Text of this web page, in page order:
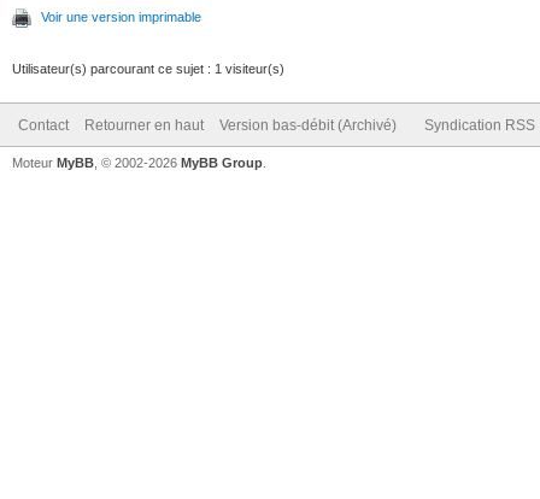
Voir une version imprimable
Utilisateur(s) parcourant ce sujet : 1 visiteur(s)
Contact Retourner en haut Version bas-débit (Archivé) Syndication RSS
Moteur MyBB , © 2002-2026 MyBB Group